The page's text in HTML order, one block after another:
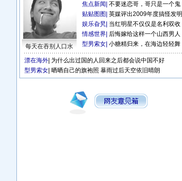
每天在吞别人口水
焦点新闻 不要迷恋哥，哥只是一个鬼
贴贴图图 英媒评出2009年度搞怪发明
娱乐旮旯 当红明星不仅仅是名利双收
情感世界 后悔嫁给这样一个山西男人
型男索女 小糖精归来，在海边轻轻舞
漂在海外 为什么出过国的人回来之后都会说中国不好
型男索女 晒晒自己的旗袍照 暴雨过后天空依旧晴朗